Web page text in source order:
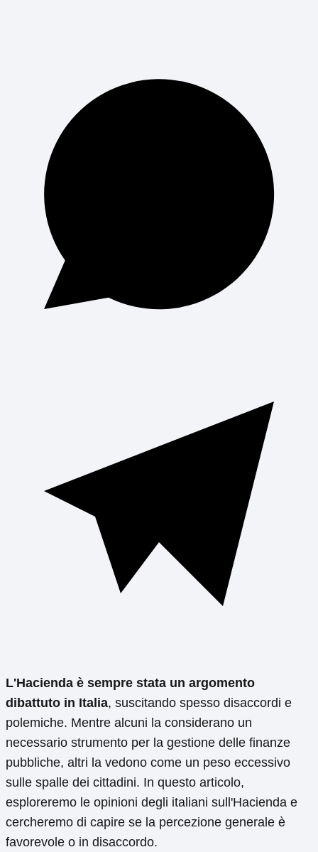
L'Hacienda è sempre stata un argomento
dibattuto in Italia, suscitando spesso disaccordi e
polemiche. Mentre alcuni la considerano un
necessario strumento per la gestione delle finanze
pubbliche, altri la vedono come un peso eccessivo
sulle spalle dei cittadini. In questo articolo,
esploreremo le opinioni degli italiani sull'Hacienda e
cercheremo di capire se la percezione generale è
favorevole o in disaccordo.